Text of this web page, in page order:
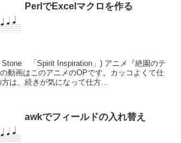
PerlでExcelマクロを作る
Stone 「Spirit Inspiration」) アニメ『絶園のテ
動画はこのアニメのOPです。カッコよくて仕
は、続きが気になって仕方...
awkでフィールドの入れ替え